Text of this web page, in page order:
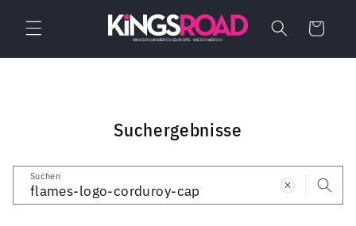
zum
Inhalt
Warenkorb
Suchergebnisse
Suchen